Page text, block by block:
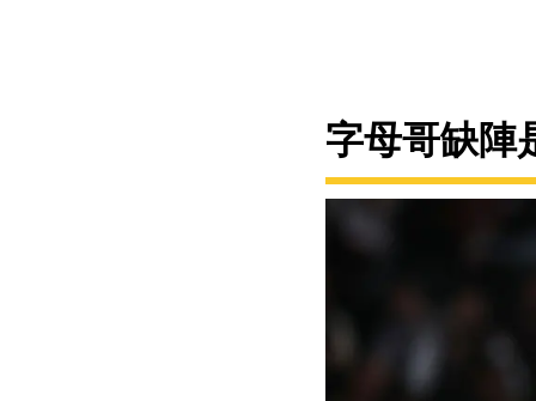
字母哥缺陣